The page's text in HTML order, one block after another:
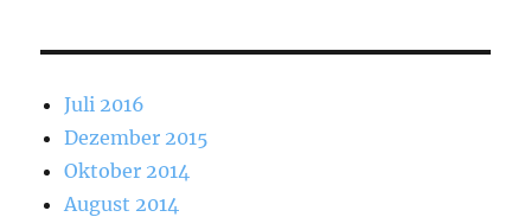
Juli 2016
Dezember 2015
Oktober 2014
August 2014